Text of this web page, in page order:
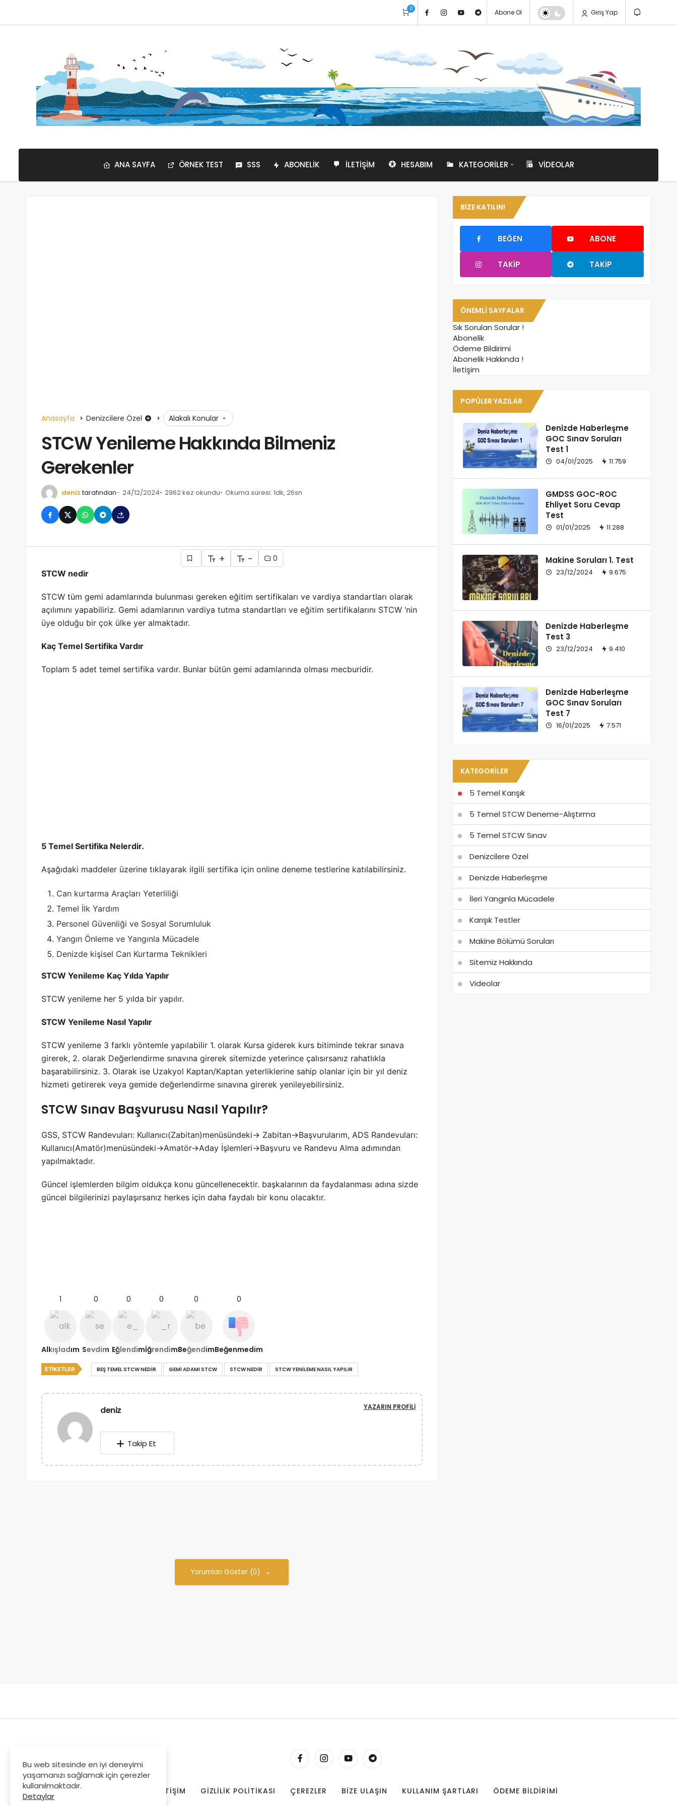
0 Abone Ol Giriş Yap
ANA SAYFA ÖRNEK TEST SSS ABONELIK İLETIŞIM HESABIM KATEGORILER VIDEOLAR
Anasayfa Denizcilere Özel Alakalı Konular
STCW Yenileme Hakkında Bilmeniz
Gerekenler
deniz tarafından 24/12/2024 2962 kez okundu Okuma süresi: 1dk, 26sn
+ -
0
STCW nedir
STCW tüm gemi adamlarında bulunması gereken eğitim sertifikaları ve vardiya standartları olarak
açılımını yapabiliriz. Gemi adamlarının vardiya tutma standartları ve eğitim sertifikalarını STCW ‘nin
üye olduğu bir çok ülke yer almaktadır.
Kaç Temel Sertifika Vardır
Toplam 5 adet temel sertifika vardır. Bunlar bütün gemi adamlarında olması mecburidir.
5 Temel Sertifika Nelerdir.
Aşağıdaki maddeler üzerine tıklayarak ilgili sertifika için online deneme testlerine katılabilirsiniz.
Can kurtarma Araçları Yeterliliği
Temel İlk Yardım
Personel Güvenliği ve Sosyal Sorumluluk
Yangın Önleme ve Yangınla Mücadele
Denizde kişisel Can Kurtarma Teknikleri
STCW Yenileme Kaç Yılda Yapılır
STCW yenileme her 5 yılda bir yapılır.
STCW Yenileme Nasıl Yapılır
STCW yenileme 3 farklı yöntemle yapılabilir 1. olarak Kursa giderek kurs bitiminde tekrar sınava
girerek, 2. olarak Değerlendirme sınavına girerek sitemizde yeterince çalısırsanız rahatlıkla
başarabilirsiniz. 3. Olarak ise Uzakyol Kaptan/Kaptan yeterliklerine sahip olanlar için bir yıl deniz
hizmeti getirerek veya gemide değerlendirme sınavına girerek yenileyebilirsiniz.
STCW Sınav Başvurusu Nasıl Yapılır?
GSS, STCW Randevuları: Kullanıcı(Zabitan)menüsündeki-> Zabitan->Başvurularım, ADS Randevuları:
Kullanıcı(Amatör)menüsündeki->Amatör->Aday İşlemleri->Başvuru ve Randevu Alma adımından
yapılmaktadır.
Güncel işlemlerden bilgim oldukça konu güncellenecektir. başkalarının da faydalanması adına sizde
güncel bilgilerinizi paylaşırsanız herkes için daha faydalı bir konu olacaktır.
1
Alkışladım
0
Sevdim
0
Eğlendim
0
İğrendim
0
Beğendim
0
Beğenmedim
ETIKETLER BEŞ TEMEL STCW NEDIR GEMI ADAMI STCW STCW NEDIR STCW YENILEME NASIL YAPILIR
deniz YAZARIN PROFILI
Takip Et
Yorumları Göster (0)
BIZE KATILIN!
BEĞEN ABONE
TAKIP TAKIP
ÖNEMLI SAYFALAR
Sık Sorulan Sorular !
Abonelik
Ödeme Bildirimi
Abonelik Hakkında !
İletişim
POPÜLER YAZILAR
Denizde Haberleşme
GOC Sınav Soruları
Test 1
04/01/2025 11.759
GMDSS GOC-ROC
Ehliyet Soru Cevap
Test
01/01/2025 11.288
Makine Soruları 1. Test
23/12/2024 9.675
Denizde Haberleşme
Test 3
23/12/2024 9.410
Denizde Haberleşme
GOC Sınav Soruları
Test 7
16/01/2025 7.571
KATEGORILER
5 Temel Karışık
5 Temel STCW Deneme-Alıştırma
5 Temel STCW Sınav
Denizcilere Özel
Denizde Haberleşme
İleri Yangınla Mücadele
Karışık Testler
Makine Bölümü Soruları
Sitemiz Hakkında
Videolar
İLETIŞIM GIZLILIK POLITIKASI ÇEREZLER BIZE ULAŞIN KULLANIM ŞARTLARI ÖDEME BILDIRIMI
Bu web sitesinde en iyi deneyimi
yaşamanızı sağlamak için çerezler
kullanılmaktadır.
Detaylar